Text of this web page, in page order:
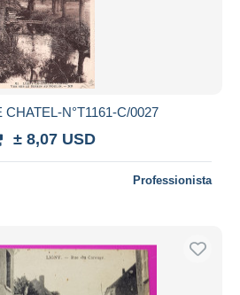
CHATEL-N°T1161-C/0027
± 8,07 USD
Professionista